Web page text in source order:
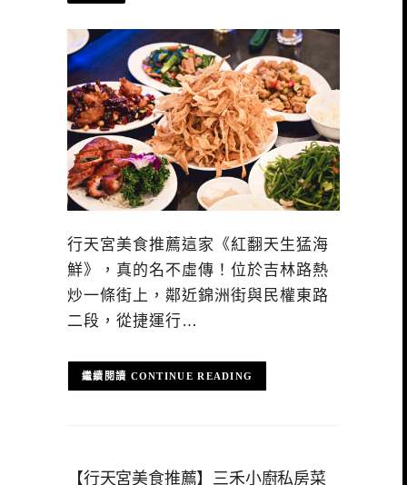
行天宮美食推薦這家《紅翻天生猛海
鮮》，真的名不虛傳！位於吉林路熱
炒一條街上，鄰近錦洲街與民權東路
二段，從捷運行…
CONTINUE READING
【行天宮美食推薦】三禾小廚私房菜